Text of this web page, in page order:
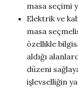
masa seçimi
Elektrik ve
masa
özellikle
aldığı
düzeni
işlevselliğin